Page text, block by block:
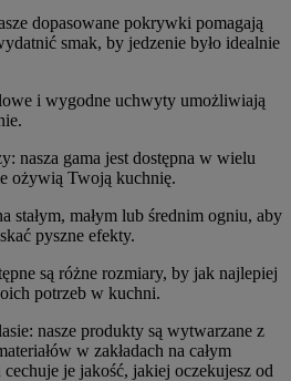
dopasowane pokrywki pomagają
smak, by jedzenie było idealnie
i wygodne uchwyty umożliwiają
nasza gama jest dostępna w wielu
ożywią Twoją kuchnię.
stałym, małym lub średnim ogniu, aby
pyszne efekty.
są różne rozmiary, by jak najlepiej
potrzeb w kuchni.
nasze produkty są wytwarzane z
w zakładach na całym
je jakość, jakiej oczekujesz od